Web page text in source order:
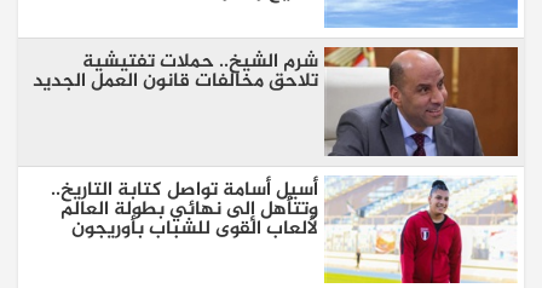
شرم الشيخ.. حملات تفتيشية
تلاحق مخالفات قانون العمل الجديد
أسيل أسامة تواصل كتابة التاريخ..
وتتأهل إلى نهائي بطولة العالم
لألعاب القوى للشباب بأوريجون